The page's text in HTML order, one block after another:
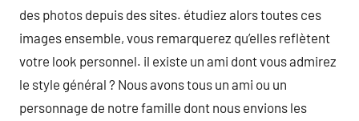
des photos depuis des sites. étudiez alors toutes ces
images ensemble, vous remarquerez qu’elles reflètent
votre look personnel. il existe un ami dont vous admirez
le style général ? Nous avons tous un ami ou un
personnage de notre famille dont nous envions les